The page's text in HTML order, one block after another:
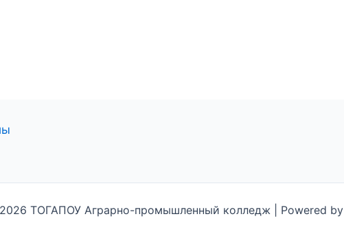
ТОГАПОУ Аграрно-промышленный колледж | Powered by